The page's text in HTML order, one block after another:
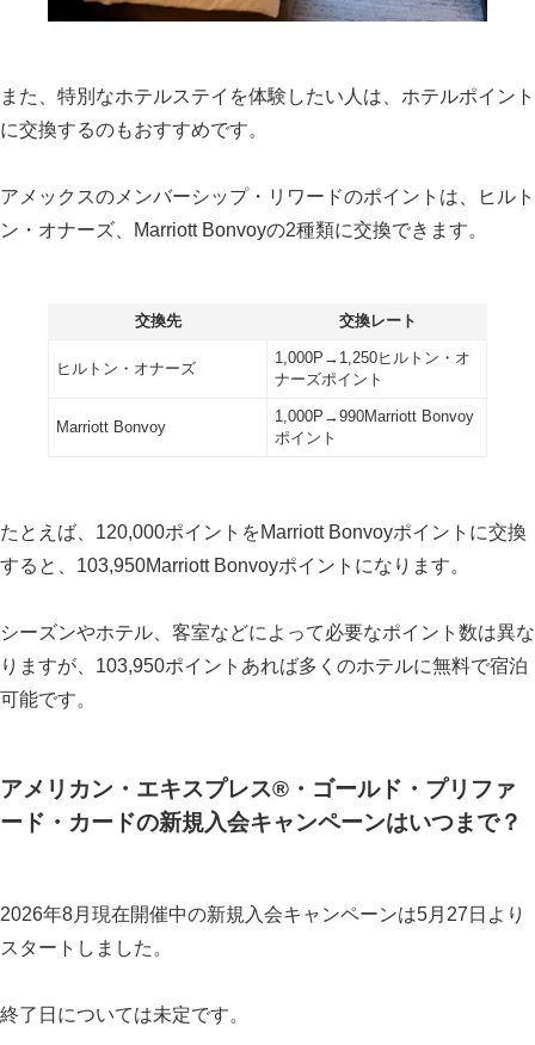
また、特別なホテルステイを体験したい人は、ホテルポイント
に交換するのもおすすめです。
アメックスのメンバーシップ・リワードのポイントは、ヒルト
ン・オナーズ、Marriott Bonvoyの2種類に交換できます。
交換先 交換レート
ヒルトン・オナーズ
1,000P→1,250ヒルトン・オ
ナーズポイント
Marriott Bonvoy
1,000P→990Marriott Bonvoy
ポイント
たとえば、120,000ポイントをMarriott Bonvoyポイントに交換
すると、103,950Marriott Bonvoyポイントになります。
シーズンやホテル、客室などによって必要なポイント数は異な
りますが、103,950ポイントあれば多くのホテルに無料で宿泊
可能です。
アメリカン・エキスプレス®・ゴールド・プリファ
ード・カードの新規入会キャンペーンはいつまで？
2026年8月現在開催中の新規入会キャンペーンは5月27日より
スタートしました。
終了日については未定です。